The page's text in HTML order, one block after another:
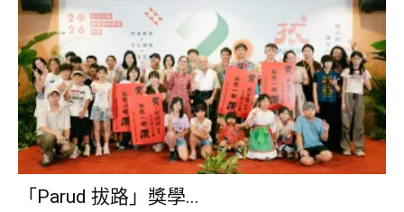
「Parud 拔路」獎學...